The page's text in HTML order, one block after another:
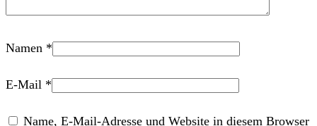
Namen *
E-Mail *
Name, E-Mail-Adresse und Website in diesem Browser